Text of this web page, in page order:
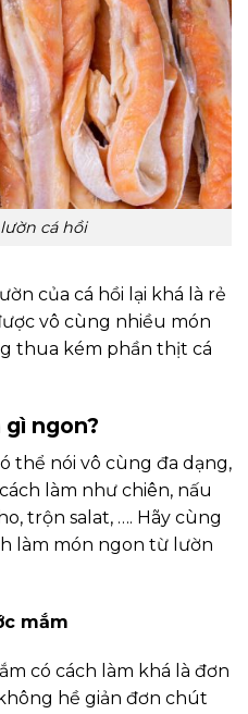
cá hồi
của cá hồi lại khá là rẻ
vô cùng nhiều món
thua kém phần thịt cá
gì ngon?
thể nói vô cùng đa dạng,
làm như chiên, nấu
trộn salat, …. Hãy cùng
làm món ngon từ lườn
mắm
có cách làm khá là đơn
hề giản đơn chút